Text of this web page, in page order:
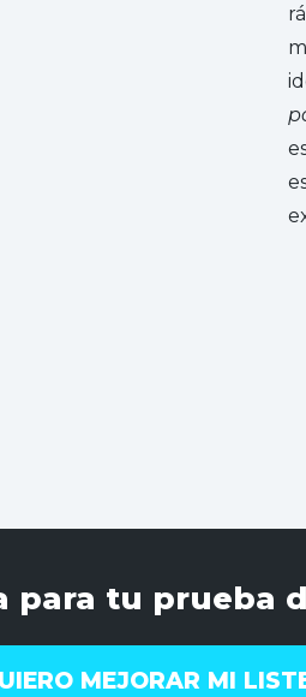
para tu prueba
MEJORAR MI